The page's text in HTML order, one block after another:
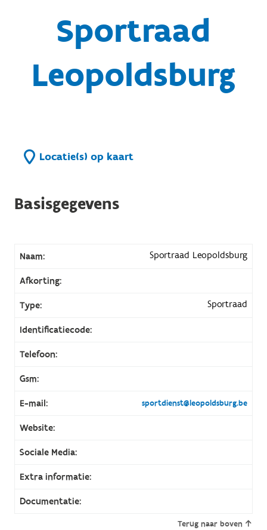
Sportraad
Leopoldsburg
Locatie(s) op kaart
Basisgegevens
Naam: Sportraad Leopoldsburg
Afkorting:
Type: Sportraad
Identificatiecode:
Telefoon:
Gsm:
E-mail: sportdienst@leopoldsburg.be
Website:
Sociale Media:
Extra informatie:
Documentatie:
Terug naar boven